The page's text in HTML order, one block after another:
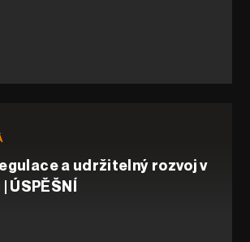
a udržitelný rozvoj v
ÚSPĚŠNÍ